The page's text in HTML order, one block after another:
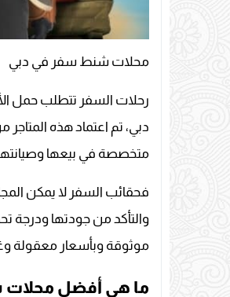
محلات شنط سفر في دبي
رحلات السفر تتطلب حمل
دبي، تم اعتماد هذه
متخصصة في بيعها وصيانتها
فحقائب السفر لا يمكن
والتأكد من جودتها ودرجة
موثوقة وبأسعار معقولة
ما هي أفضل